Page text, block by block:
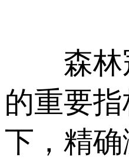
森林冠
的重要
下，精